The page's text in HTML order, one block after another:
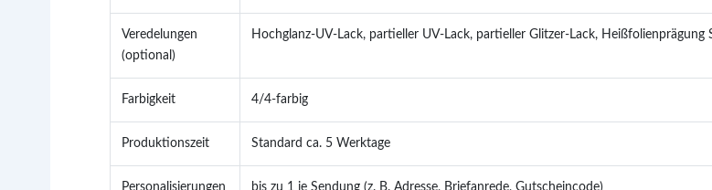
Veredelungen
(optional)
Hochglanz-UV-Lack, partieller UV-Lack, partieller Glitzer-Lack, Heißfolienprägung
Farbigkeit 4/4-farbig
Produktionszeit Standard ca. 5 Werktage
Personalisierungen bis zu 1 je Sendung (z. B. Adresse, Briefanrede, Gutscheincode)